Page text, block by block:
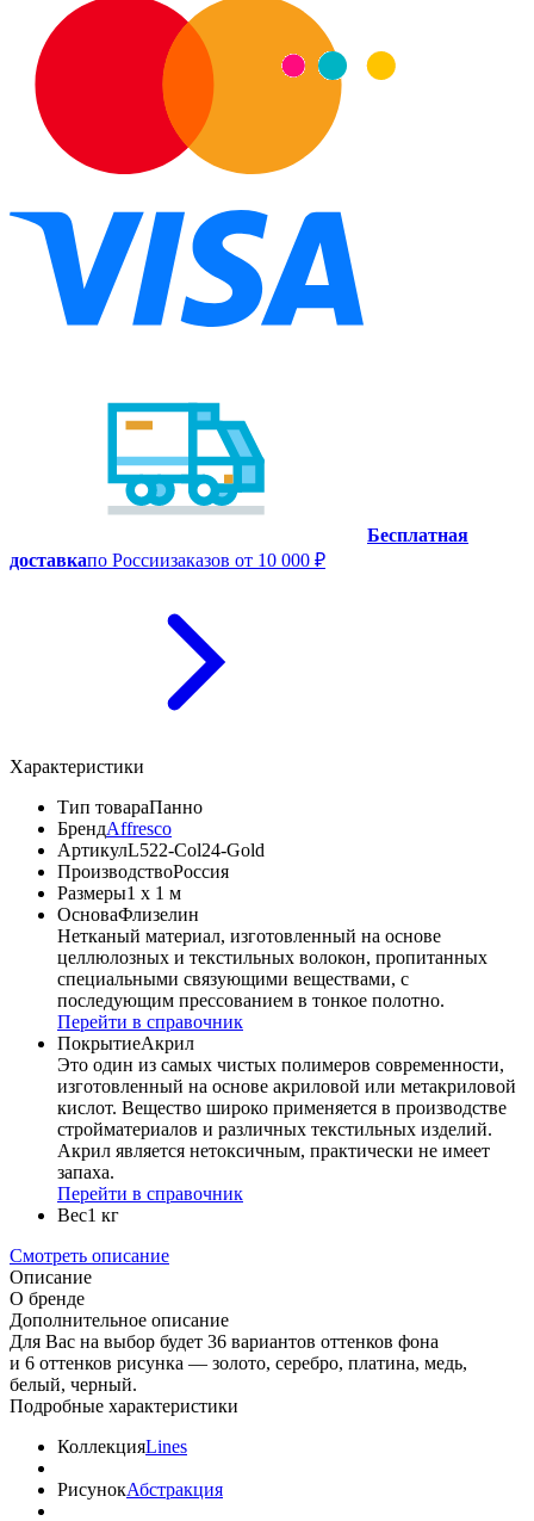
Бесплатная
доставкапо Россиизаказов от 10 000 ₽
Характеристики
Тип товараПанно
БрендAffresco
АртикулL522-Col24-Gold
ПроизводствоРоссия
Размеры1 x 1 м
ОсноваФлизелин
Нетканый материал, изготовленный на основе
целлюлозных и текстильных волокон, пропитанных
специальными связующими веществами, с
последующим прессованием в тонкое полотно.
Перейти в справочник
ПокрытиеАкрил
Это один из самых чистых полимеров современности,
изготовленный на основе акриловой или метакриловой
кислот. Вещество широко применяется в производстве
стройматериалов и различных текстильных изделий.
Акрил является нетоксичным, практически не имеет
запаха.
Перейти в справочник
Вес1 кг
Смотреть описание
Описание
О бренде
Дополнительное описание
Для Вас на выбор будет 36 вариантов оттенков фона
и 6 оттенков рисунка — золото, серебро, платина, медь,
белый, черный.
Подробные характеристики
КоллекцияLines
РисунокАбстракция